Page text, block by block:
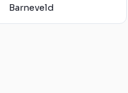
Barneveld